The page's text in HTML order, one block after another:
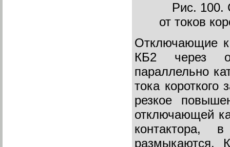
Рис. 100.
от токов
Отключающие
КБ2 через
параллельно
тока короткого
резкое
отключающей
контактора,
размыкаются.